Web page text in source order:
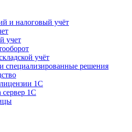
и налоговый учёт
учет
учёт
специализированные решения
1С
1С